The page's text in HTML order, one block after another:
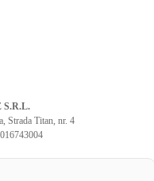
S.R.L.
Strada Titan, nr. 4